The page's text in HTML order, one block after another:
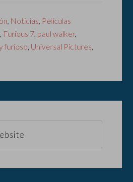
Noticias Películas
Furious 7 paul walker,
furioso Universal Pictures